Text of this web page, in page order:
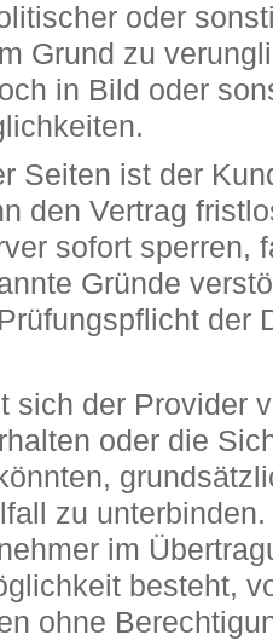
oder
Grund zu
in Bild oder
Seiten ist der
den Vertrag
sofort sperren,
Gründe
der
sich der Provider
oder die
zu
im
besteht,
ohne